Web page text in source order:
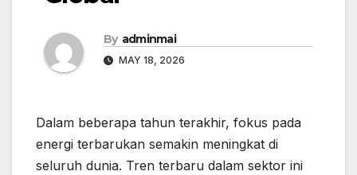
By adminmai
MAY 18, 2026
Dalam beberapa tahun terakhir, fokus pada
energi terbarukan semakin meningkat di
seluruh dunia. Tren terbaru dalam sektor ini